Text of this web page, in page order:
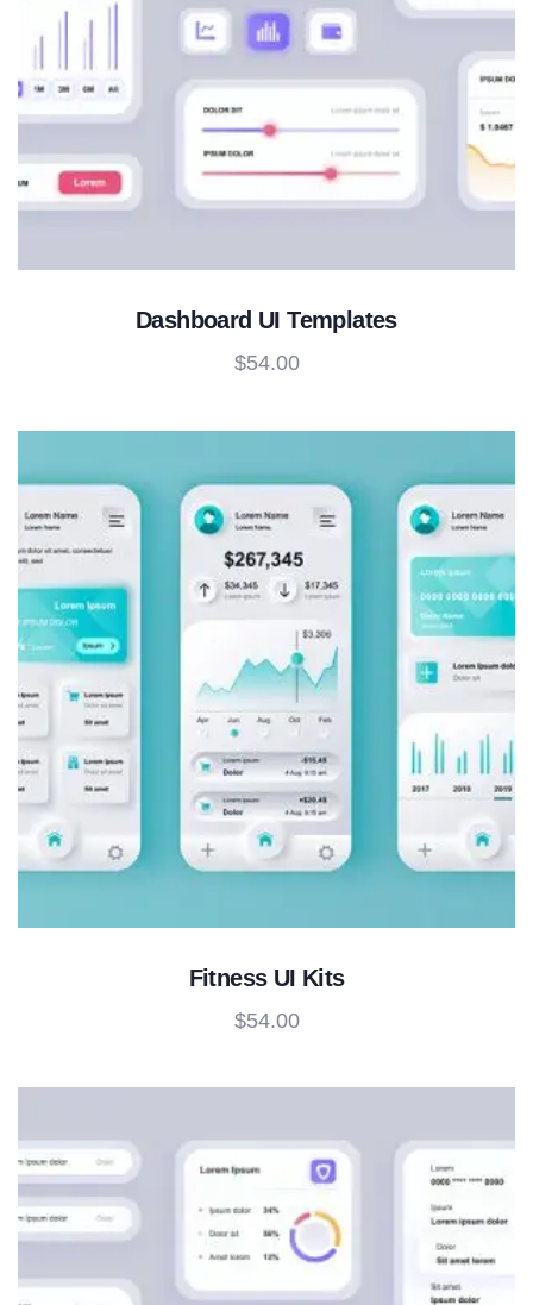
Dashboard UI Templates
$54.00
Fitness UI Kits
$54.00